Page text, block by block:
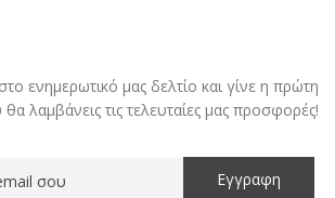
ενημερωτικό μας δελτίο και γίνε η πρώτη
λαμβάνεις τις τελευταίες μας προσφορές!